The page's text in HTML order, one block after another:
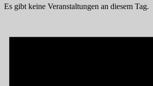
Es gibt keine Veranstaltungen an diesem Tag.